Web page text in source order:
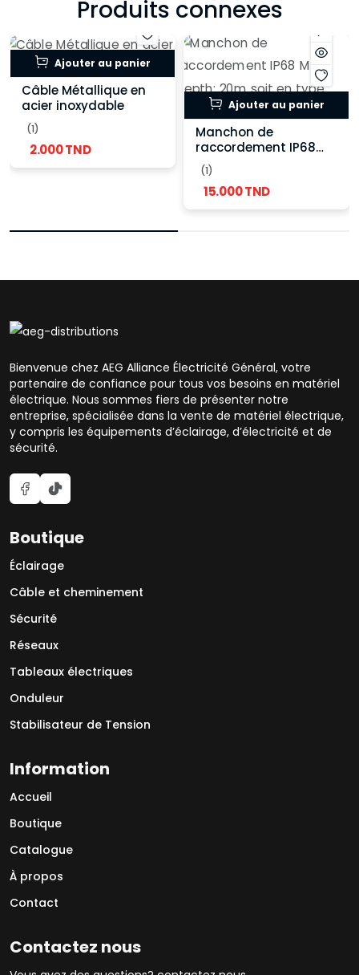
Produits connexes
Ajouter au panier
Câble Métallique en
acier inoxydable
(1)
2.000 TND
Ajouter au panier
Manchon de
raccordement IP68
Max depth: 20m soit
en type normale ou
type T
(1)
15.000 TND
Bienvenue chez AEG Alliance Électricité Général, votre
partenaire de confiance pour tous vos besoins en matériel
électrique. Nous sommes fiers de présenter notre
entreprise, spécialisée dans la vente de matériel électrique,
y compris les équipements d’éclairage, d’électricité et de
sécurité.
Boutique
Éclairage
Câble et cheminement
Sécurité
Réseaux
Tableaux électriques
Onduleur
Stabilisateur de Tension
Information
Accueil
Boutique
Catalogue
À propos
Contact
Contactez nous